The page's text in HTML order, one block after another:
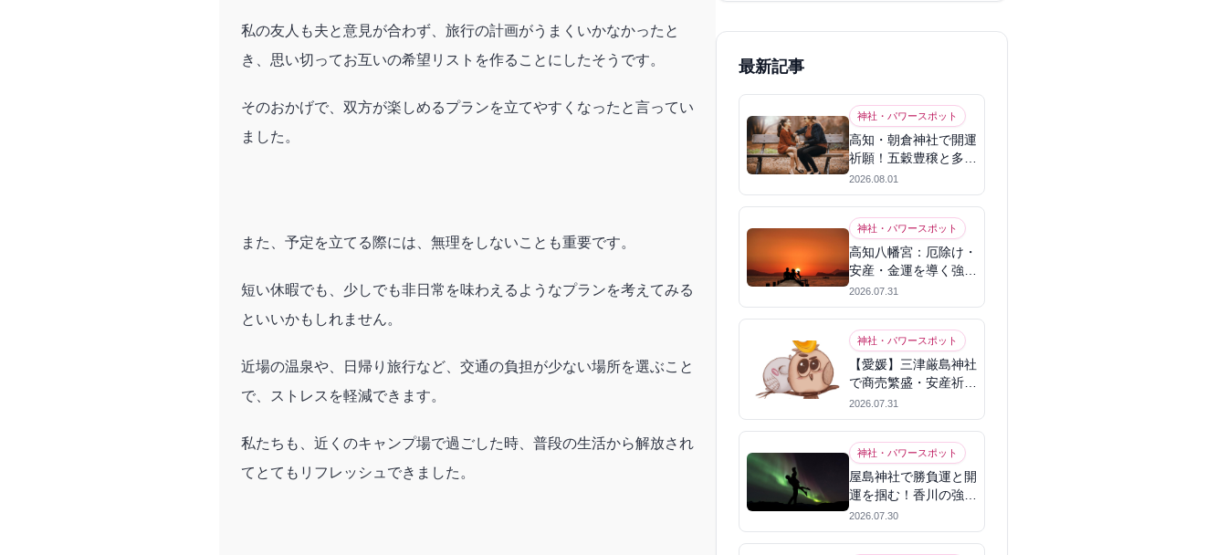
私の友人も夫と意見が合わず、旅行の計画がうまくいかなかったと
き、思い切ってお互いの希望リストを作ることにしたそうです。
そのおかげで、双方が楽しめるプランを立てやすくなったと言ってい
ました。
また、予定を立てる際には、無理をしないことも重要です。
短い休暇でも、少しでも非日常を味わえるようなプランを考えてみる
といいかもしれません。
近場の温泉や、日帰り旅行など、交通の負担が少ない場所を選ぶこと
で、ストレスを軽減できます。
私たちも、近くのキャンプ場で過ごした時、普段の生活から解放され
てとてもリフレッシュできました。
最新記事
神社・パワースポット
高知・朝倉神社で開運
祈願！五穀豊穣と多幸
を呼ぶパワースポット
2026.08.01
神社・パワースポット
高知八幡宮：厄除け・
安産・金運を導く強力
パワースポット
2026.07.31
神社・パワースポット
【愛媛】三津厳島神社
で商売繁盛・安産祈
願！宗像三女神のパワ
ーを授かる
2026.07.31
神社・パワースポット
屋島神社で勝負運と開
運を掴む！香川の強力
パワースポット
2026.07.30